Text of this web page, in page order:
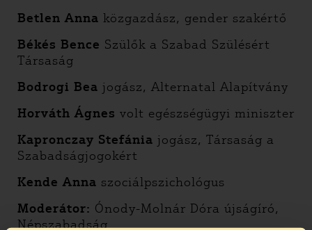
Betlen Anna közgazdász, gender szakértő
Békés Bence Szülők a Szabad Szülésért
Társaság
Bodrogi Bea jogász, Alternatal Alapítvány
Horváth Ágnes volt egészségügyi miniszter
Kapronczay Stefánia jogász, Társaság a
Szabadságjogokért
Kende Anna szociálpszichológus
Moderátor: Ónody-Molnár Dóra újságíró,
Népszabadság